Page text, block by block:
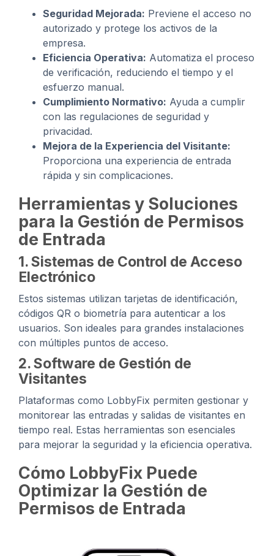
Seguridad Mejorada: Previene el acceso no
autorizado y protege los activos de la
empresa.
Eficiencia Operativa: Automatiza el proceso
de verificación, reduciendo el tiempo y el
esfuerzo manual.
Cumplimiento Normativo: Ayuda a cumplir
con las regulaciones de seguridad y
privacidad.
Mejora de la Experiencia del Visitante:
Proporciona una experiencia de entrada
rápida y sin complicaciones.
Herramientas y Soluciones
para la Gestión de Permisos
de Entrada
1. Sistemas de Control de Acceso
Electrónico
Estos sistemas utilizan tarjetas de identificación,
códigos QR o biometría para autenticar a los
usuarios. Son ideales para grandes instalaciones
con múltiples puntos de acceso.
2. Software de Gestión de
Visitantes
Plataformas como LobbyFix permiten gestionar y
monitorear las entradas y salidas de visitantes en
tiempo real. Estas herramientas son esenciales
para mejorar la seguridad y la eficiencia operativa.
Cómo LobbyFix Puede
Optimizar la Gestión de
Permisos de Entrada